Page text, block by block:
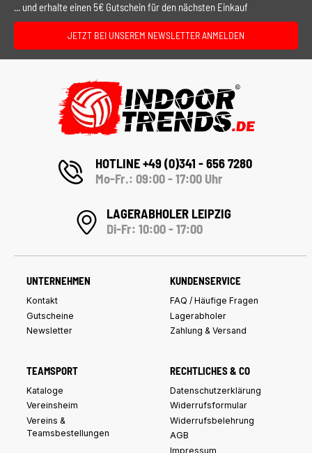
... und erhalte einen 5€ Gutschein für den nächsten Einkauf
JETZT BEI UNSEREM NEWSLETTER ANMELDEN
HOTLINE +49 (0)341 - 656 7280
Mo-Fr.: 09:00 - 17:00 Uhr
LAGERABHOLER LEIPZIG
Di-Fr: 10:00 - 17:00
UNTERNEHMEN
Kontakt
Gutscheine
Newsletter
KUNDENSERVICE
FAQ / Häufige Fragen
Lagerabholer
Zahlung & Versand
TEAMSPORT
Kataloge
Vereinsheim
Vereins &
Teamsbestellungen
RECHTLICHES & CO
Datenschutzerklärung
Widerrufsformular
Widerrufsbelehrung
AGB
Impressum